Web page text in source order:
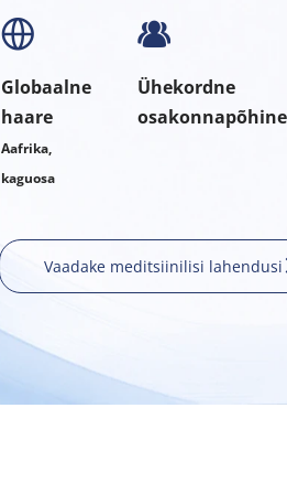
Globaalne
haare
Aafrika,
kaguosa
Ühekordne
osakonnapõhine
Vaadake meditsiinilisi lahendusi